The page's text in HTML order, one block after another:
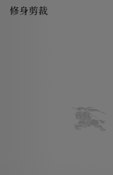
修身剪裁